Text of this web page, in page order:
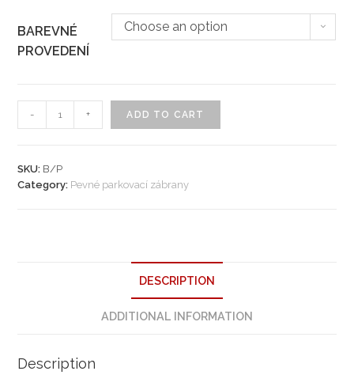
BAREVNÉ
PROVEDENÍ
Choose an option
-
Pevný
sloup
B/P
quantity
+ ADD TO CART
SKU: B/P
Category: Pevné parkovací zábrany
DESCRIPTION
ADDITIONAL INFORMATION
Description